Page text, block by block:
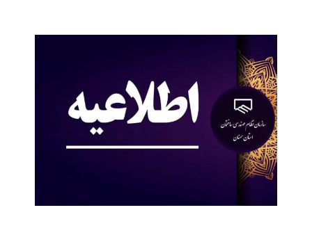
Larger
Image